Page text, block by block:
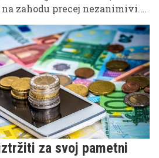
zahodu precej nezanimivi.
pri nas požel toliko
podjetje, ločeno od Huaweija,
do Googlove tržnice, kar je
osnova. Če so vam
telefoni, a vas je
pomanjkanje aplikacij,
zasluži vašo pozornost.
za svoj pametni